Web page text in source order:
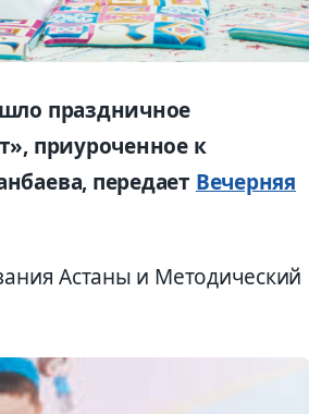
праздничное
приуроченное к
передает Вечерняя
Астаны и Методический